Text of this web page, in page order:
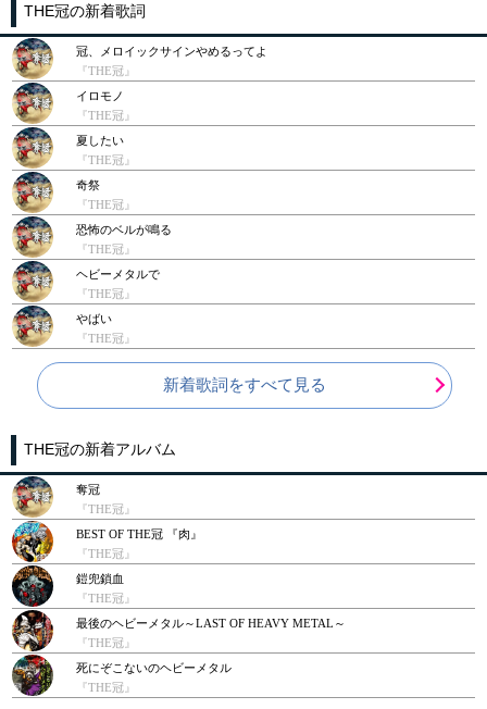
THE冠の新着歌詞
冠、メロイックサインやめるってよ
『THE冠』
イロモノ
『THE冠』
夏したい
『THE冠』
奇祭
『THE冠』
恐怖のベルが鳴る
『THE冠』
ヘビーメタルで
『THE冠』
やばい
『THE冠』
新着歌詞をすべて見る
THE冠の新着アルバム
奪冠
『THE冠』
BEST OF THE冠 『肉』
『THE冠』
鎧兜鎖血
『THE冠』
最後のヘビーメタル～LAST OF HEAVY METAL～
『THE冠』
死にぞこないのヘビーメタル
『THE冠』